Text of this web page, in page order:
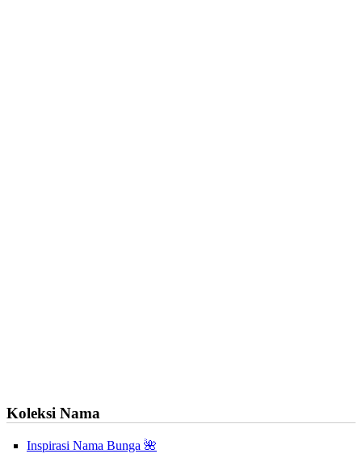
Koleksi Nama
Inspirasi Nama Bunga 🌺